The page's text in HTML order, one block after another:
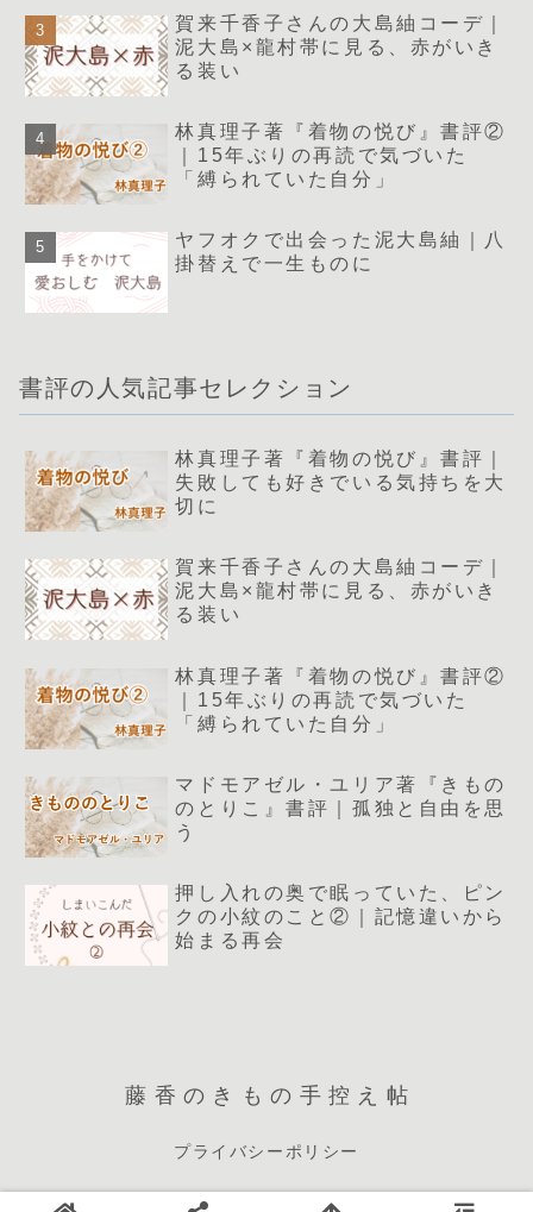
賀来千香子さんの大島紬コーデ｜
泥大島×龍村帯に見る、赤がいき
る装い
林真理子著『着物の悦び』書評②
｜15年ぶりの再読で気づいた
「縛られていた自分」
ヤフオクで出会った泥大島紬｜八
掛替えで一生ものに
書評の人気記事セレクション
林真理子著『着物の悦び』書評｜
失敗しても好きでいる気持ちを大
切に
賀来千香子さんの大島紬コーデ｜
泥大島×龍村帯に見る、赤がいき
る装い
林真理子著『着物の悦び』書評②
｜15年ぶりの再読で気づいた
「縛られていた自分」
マドモアゼル・ユリア著『きもの
のとりこ』書評｜孤独と自由を思
う
押し入れの奥で眠っていた、ピン
クの小紋のこと②｜記憶違いから
始まる再会
藤香のきもの手控え帖
プライバシーポリシー